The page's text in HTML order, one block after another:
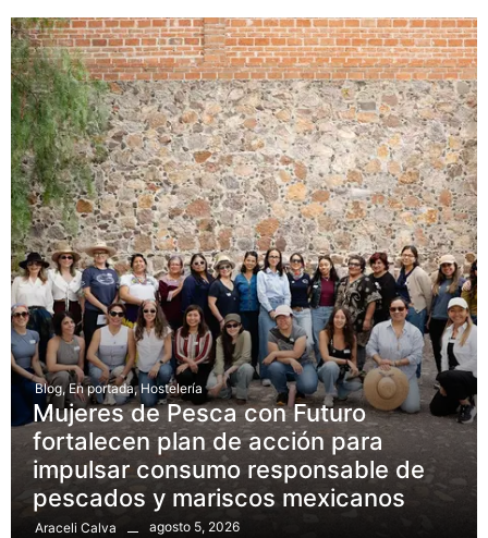
Blog, En portada, Hostelería
Mujeres de Pesca con Futuro
fortalecen plan de acción para
impulsar consumo responsable de
pescados y mariscos mexicanos
Araceli Calva agosto 5, 2026